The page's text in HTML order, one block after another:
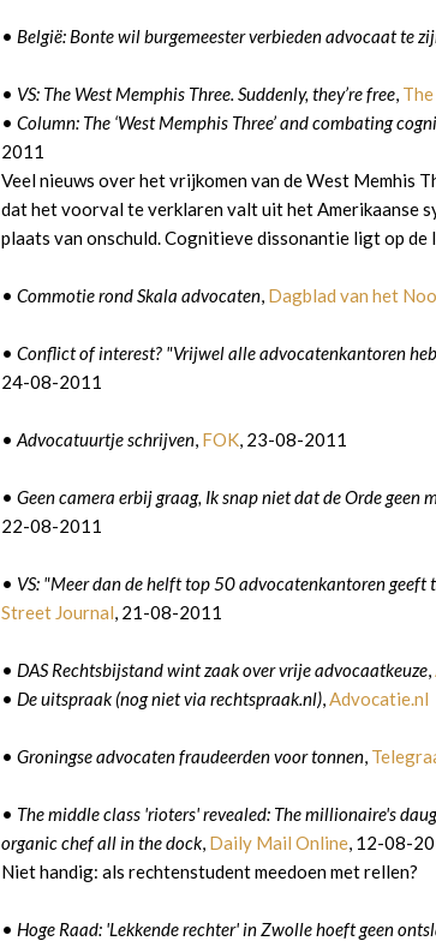
• België: Bonte wil burgemeester verbieden advocaat te
• VS: The West Memphis Three. Suddenly, they’re free,
• Column: The ‘West Memphis Three’ and combating
2011
Veel nieuws over het vrijkomen van de West Memhis
dat het voorval te verklaren valt uit het Amerikaanse
plaats van onschuld. Cognitieve dissonantie ligt op de
• Commotie rond Skala advocaten, Dagblad van het
• Conflict of interest? "Vrijwel alle advocatenkantoren
24-08-2011
• Advocatuurtje schrijven, FOK, 23-08-2011
• Geen camera erbij graag, Ik snap niet dat de Orde geen
22-08-2011
• VS: "Meer dan de helft top 50 advocatenkantoren
Street Journal, 21-08-2011
• DAS Rechtsbijstand wint zaak over vrije advocaatkeuze,
• De uitspraak (nog niet via rechtspraak.nl),Advocatie.nl
• Groningse advocaten fraudeerden voor tonnen,
• The middle class 'rioters' revealed: The millionaire's
organic chef all in the dock, Daily Mail Online, 12-08-
Niet handig: als rechtenstudent meedoen met rellen?
• Hoge Raad: 'Lekkende rechter' in Zwolle hoeft geen